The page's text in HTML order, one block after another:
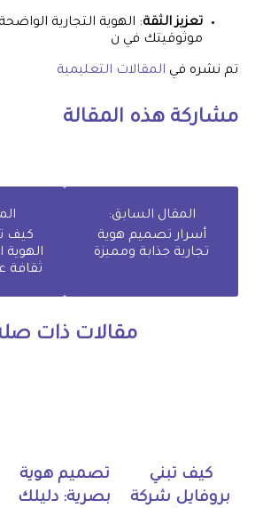
تعزيز الثقة: الهوية التجارية
موثوقيتك في ن
تم نشره في المقالات التعليمية
مشاركة هذه المقالة
المقال السابق:
أسرار تصميم هوية
تجارية جذابة ومميزة
كيف
ثقافة
مقالات ذات
كيف تبني
بروفايل شركة
تصميم هوية
بصرية: دليلك